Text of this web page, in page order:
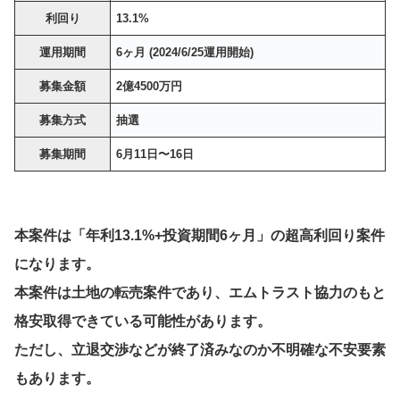
利回り 13.1%
運用期間 6ヶ月 (2024/6/25運用開始)
募集金額 2億4500万円
募集方式 抽選
募集期間 6月11日〜16日
本案件は「年利13.1%+投資期間6ヶ月」の超高利回り案件
になります。
本案件は土地の転売案件であり、エムトラスト協力のもと
格安取得できている可能性があります。
ただし、立退交渉などが終了済みなのか不明確な不安要素
もあります。